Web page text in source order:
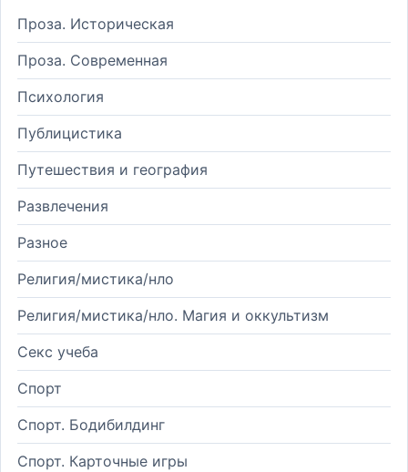
Проза. Историческая
Проза. Современная
Психология
Публицистика
Путешествия и география
Развлечения
Разное
Религия/мистика/нло
Религия/мистика/нло. Магия и оккультизм
Секс учеба
Спорт
Спорт. Бодибилдинг
Спорт. Карточные игры